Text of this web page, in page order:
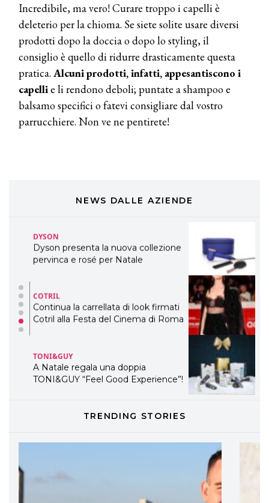
Incredibile, ma vero! Curare troppo i capelli è
deleterio per la chioma. Se siete solite usare diversi
prodotti dopo la doccia o dopo lo styling, il
consiglio è quello di ridurre drasticamente questa
pratica. Alcuni prodotti, infatti, appesantiscono i
capellie li rendono deboli; puntate a shampoo e
balsamo specifici o fatevi consigliare dal vostro
parrucchiere. Non ve ne pentirete!
NEWS DALLE AZIENDE
A Natale regala una doppia
TONI&GUY “Feel Good Experience”!
TONI&GUY
LABEL.M lancia la sua innovativa ed
eco-sostenibile linea di prodotti
professionali
DAVINES
Davines presenta cofanetti beauty
WELLNESS CONGRESS 2022: I
DYSON
Dyson presenta la nuova collezione
pervinca e rosé per Natale
COTRIL
Continua la carrellata di look firmati
Cotril alla Festa del Cinema di Roma
TONI&GUY
A Natale regala una doppia
TONI&GUY “Feel Good Experience”!
LABEL.M lancia la sua innovativa ed
professionali
TRENDING STORIES